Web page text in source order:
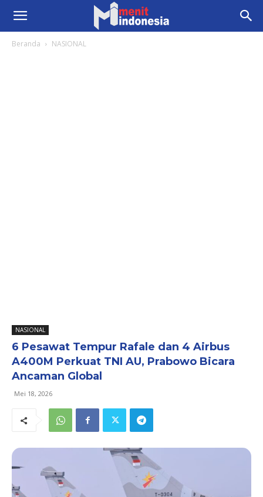
Beranda NASIONAL
NASIONAL
6 Pesawat Tempur Rafale dan 4 Airbus
A400M Perkuat TNI AU, Prabowo Bicara
Ancaman Global
Mei 18, 2026